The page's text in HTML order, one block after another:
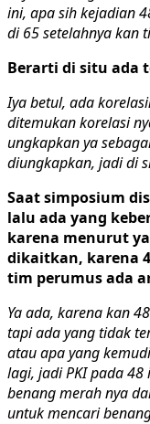
ini, apa sih kejadian
di 65 setelahnya kan
Berarti di situ ada
Iya betul, ada
ditemukan korelasi
ungkapkan ya
diungkapkan, jadi di
Saat simposium
lalu ada yang
karena menurut
dikaitkan, karena
tim perumus ada
Ya ada, karena kan
tapi ada yang tidak
atau apa yang
lagi, jadi PKI pada
benang merah nya
untuk mencari